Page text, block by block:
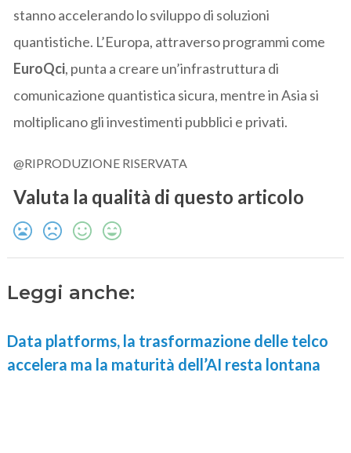
stanno accelerando lo sviluppo di soluzioni
quantistiche. L’Europa, attraverso programmi come
EuroQci, punta a creare un’infrastruttura di
comunicazione quantistica sicura, mentre in Asia si
moltiplicano gli investimenti pubblici e privati.
@RIPRODUZIONE RISERVATA
Valuta la qualità di questo articolo
Leggi anche:
Data platforms, la trasformazione delle telco
accelera ma la maturità dell’AI resta lontana